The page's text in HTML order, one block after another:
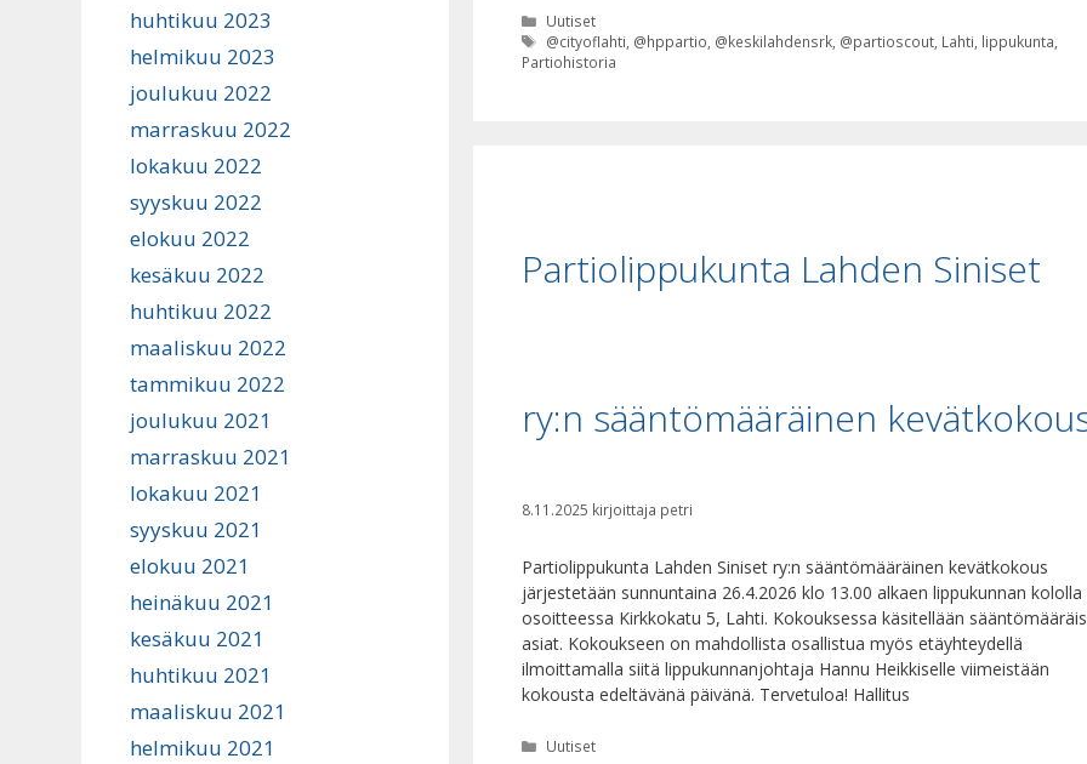
Kategoriat
Uutiset
Avainsanat
@cityoflahti @hppartio @keskilahdensrk, @partioscout, Lahti lippukunta
Partiohistoria
Partiolippukunta Lahden Siniset
ry:n sääntömääräinen
8.11.2025 kirjoittaja petri
Partiolippukunta Lahden Siniset ry:n sääntömääräinen kevätkokous
järjestetään sunnuntaina 26.4.2026 klo 13.00 alkaen lippukunnan kololla
osoitteessa Kirkkokatu 5, Lahti. Kokouksessa käsitellään
asiat. Kokoukseen on mahdollista osallistua myös etäyhteydellä
ilmoittamalla siitä lippukunnanjohtaja Hannu Heikkiselle viimeistään
kokousta edeltävänä päivänä. Tervetuloa! Hallitus
Kategoriat
Uutiset
huhtikuu 2023
helmikuu 2023
joulukuu 2022
marraskuu 2022
lokakuu 2022
syyskuu 2022
elokuu 2022
kesäkuu 2022
huhtikuu 2022
maaliskuu 2022
tammikuu 2022
joulukuu 2021
marraskuu 2021
lokakuu 2021
syyskuu 2021
elokuu 2021
heinäkuu 2021
kesäkuu 2021
huhtikuu 2021
maaliskuu 2021
helmikuu 2021